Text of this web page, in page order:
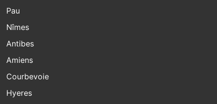
Pau
Nîmes
Antibes
Amiens
Courbevoie
Hyeres